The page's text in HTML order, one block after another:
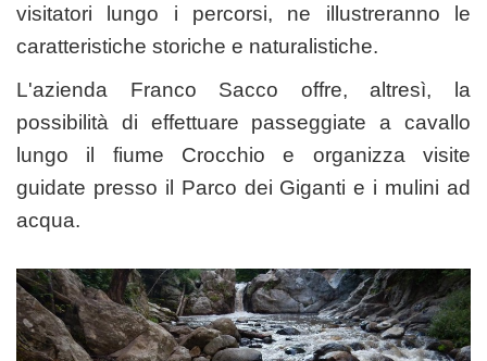
visitatori lungo i percorsi, ne illustreranno le
caratteristiche storiche e naturalistiche.
L'azienda Franco Sacco offre, altresì, la
possibilità di effettuare passeggiate a cavallo
lungo il fiume Crocchio e organizza visite
guidate presso il Parco dei Giganti e i mulini ad
acqua.